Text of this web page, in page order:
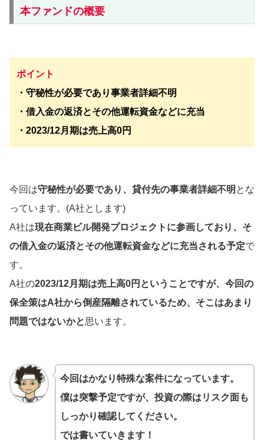
本ファンドの概要
ポイント
・守秘性が必要であり事業者詳細不明
・借入金の返済とその他運転資金などに充当
・2023/12月期は売上高0円
今回は守秘性が必要であり、貸付先の事業者詳細不明 とな
っています。(A社とします)
A社は現在商業ビル開発プロジェクトに参画しており、そ
の借入金の返済とその他運転資金などに充当される予定で
す。
A社の2023/12月期は売上高0円ということですが、今回の
保全策はA社から倒産隔離されているため、そこはあまり
問題ではないかと思います。
今回はかなり特殊な案件になっています。
僕は突撃予定ですが、投資の際はリスク面も
しっかり確認してください。
では書いていきます！